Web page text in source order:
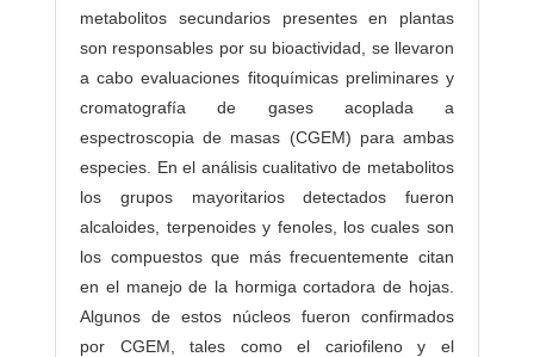
metabolitos secundarios presentes en plantas
son responsables por su bioactividad, se llevaron
a cabo evaluaciones fitoquímicas preliminares y
cromatografía de gases acoplada a
espectroscopia de masas (CGEM) para ambas
especies. En el análisis cualitativo de metabolitos
los grupos mayoritarios detectados fueron
alcaloides, terpenoides y fenoles, los cuales son
los compuestos que más frecuentemente citan
en el manejo de la hormiga cortadora de hojas.
Algunos de estos núcleos fueron confirmados
por CGEM, tales como el cariofileno y el